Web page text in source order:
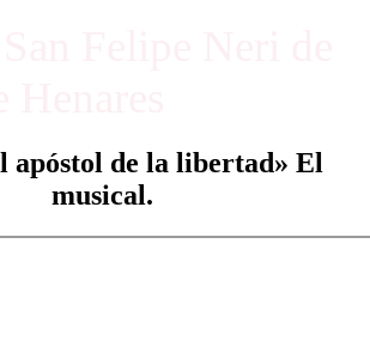
apóstol de la libertad» El
musical.